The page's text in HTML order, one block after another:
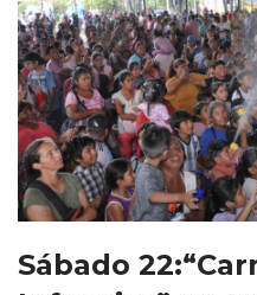
Sábado